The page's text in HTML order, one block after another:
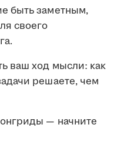
быть заметным,
своего
ваш ход мысли: как
решаете, чем
— начните